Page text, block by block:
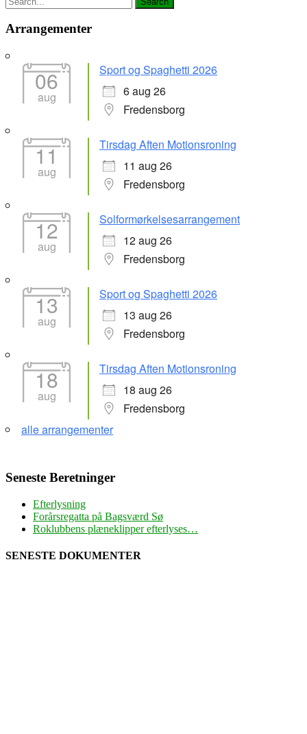
Arrangementer
06
aug
Sport og Spaghetti 2026
6 aug 26
Fredensborg
11
aug
Tirsdag Aften Motionsroning
11 aug 26
Fredensborg
12
aug
Solformørkelsesarrangement
12 aug 26
Fredensborg
13
aug
Sport og Spaghetti 2026
13 aug 26
Fredensborg
18
aug
Tirsdag Aften Motionsroning
18 aug 26
Fredensborg
alle arrangementer
Seneste Beretninger
Efterlysning
Forårsregatta på Bagsværd Sø
Roklubbens plæneklipper efterlyses…
SENESTE DOKUMENTER